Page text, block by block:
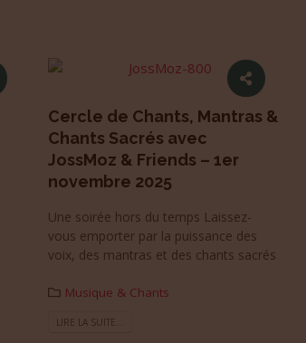
Cercle de Chants, Mantras &
Chants Sacrés avec
JossMoz & Friends – 1er
novembre 2025
Une soirée hors du temps Laissez-
vous emporter par la puissance des
voix, des mantras et des chants sacrés
Musique & Chants
LIRE LA SUITE...